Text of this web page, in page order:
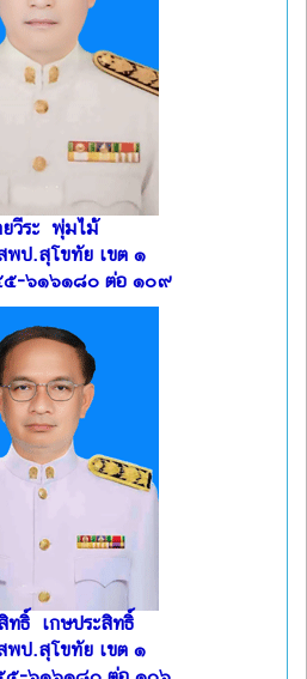
ยวีระ พุ่มไม้
พป.สุโขทัย เขต ๑
๕-๖๑๖๑๘๐ ต่อ ๑๐๙
ทธิ์ เกษประสิทธิ์
พป.สุโขทัย เขต ๑